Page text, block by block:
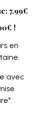
7.99€
!
en
avec